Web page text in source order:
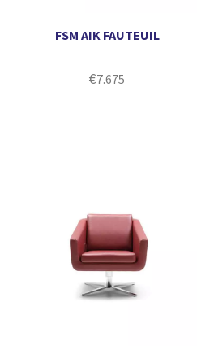
FSM AIK FAUTEUIL
€7.675